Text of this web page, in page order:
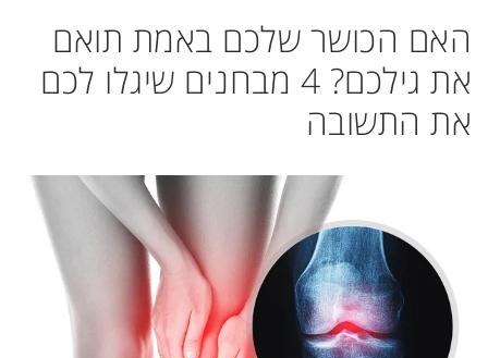
האם הכושר שלכם באמת תואם
את גילכם? 4 מבחנים שיגלו לכם
את התשובה